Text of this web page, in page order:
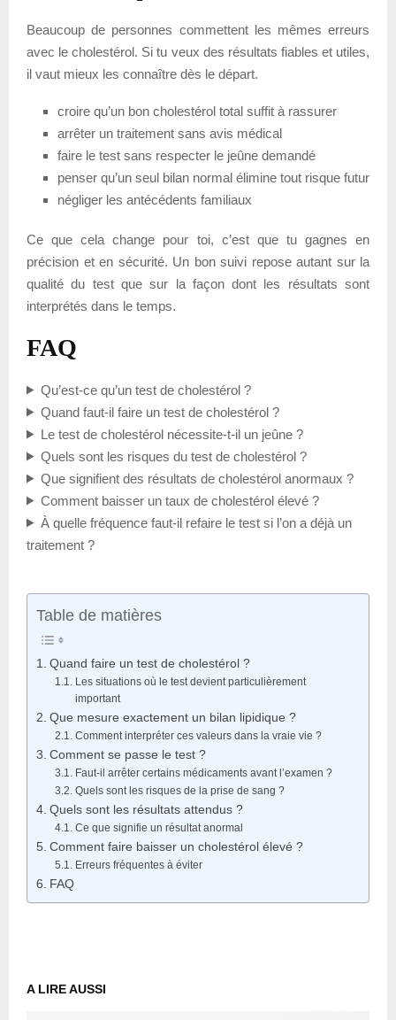
Beaucoup de personnes commettent les mêmes erreurs
avec le cholestérol. Si tu veux des résultats fiables et utiles,
il vaut mieux les connaître dès le départ.
croire qu’un bon cholestérol total suffit à rassurer
arrêter un traitement sans avis médical
faire le test sans respecter le jeûne demandé
penser qu’un seul bilan normal élimine tout risque futur
négliger les antécédents familiaux
Ce que cela change pour toi, c’est que tu gagnes en
précision et en sécurité. Un bon suivi repose autant sur la
qualité du test que sur la façon dont les résultats sont
interprétés dans le temps.
FAQ
Qu’est-ce qu’un test de cholestérol ?
Quand faut-il faire un test de cholestérol ?
Le test de cholestérol nécessite-t-il un jeûne ?
Quels sont les risques du test de cholestérol ?
Que signifient des résultats de cholestérol anormaux ?
Comment baisser un taux de cholestérol élevé ?
À quelle fréquence faut-il refaire le test si l’on a déjà un
traitement ?
Table de matières
Quand faire un test de cholestérol ?
Les situations où le test devient particulièrement
important
Que mesure exactement un bilan lipidique ?
Comment interpréter ces valeurs dans la vraie vie ?
Comment se passe le test ?
Faut-il arrêter certains médicaments avant l’examen ?
Quels sont les risques de la prise de sang ?
Quels sont les résultats attendus ?
Ce que signifie un résultat anormal
Comment faire baisser un cholestérol élevé ?
Erreurs fréquentes à éviter
FAQ
A LIRE AUSSI